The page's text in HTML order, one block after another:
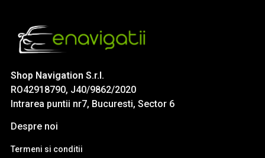
Shop Navigation S.r.l.
RO42918790, J40/9862/2020
Intrarea puntii nr7, Bucuresti, Sector 6
Despre noi
Termeni si conditii